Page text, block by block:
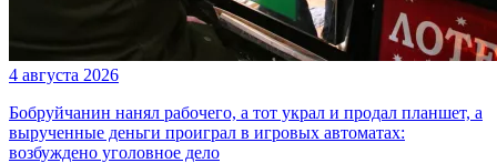
4 августа 2026
Бобруйчанин нанял рабочего, а тот украл и продал планшет, а
вырученные деньги проиграл в игровых автоматах:
возбуждено уголовное дело